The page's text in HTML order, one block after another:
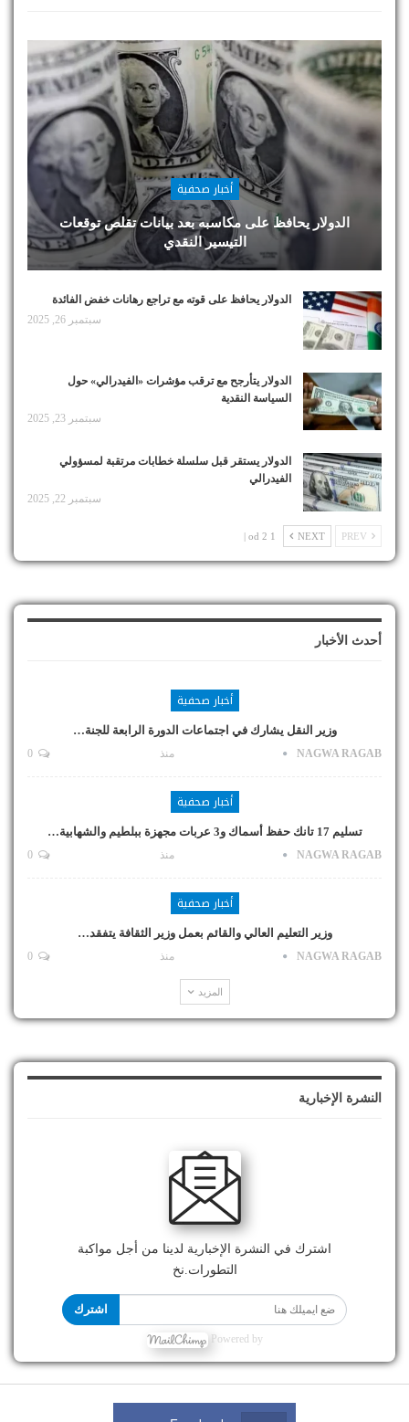
أخبار صحفية
الدولار يحافظ على مكاسبه بعد بيانات تقلص توقعات
التيسير النقدي
الدولار يحافظ على قوته مع تراجع رهانات خفض الفائدة
سبتمبر 26, 2025
الدولار يتأرجح مع ترقب مؤشرات «الفيدرالي» حول
السياسة النقدية
سبتمبر 23, 2025
الدولار يستقر قبل سلسلة خطابات مرتقبة لمسؤولي
الفيدرالي
سبتمبر 22, 2025
NEXT
1 od 2 |
أحدث الأخبار
أخبار صحفية
وزير النقل يشارك في اجتماعات الدورة الرابعة للجنة…
NAGWA RAGAB منذ
أخبار صحفية
تسليم 17 تانك حفظ أسماك و3 عربات مجهزة ببلطيم والشهابية…
NAGWA RAGAB منذ
أخبار صحفية
وزير التعليم العالي والقائم بعمل وزير الثقافة يتفقد…
NAGWA RAGAB منذ
المزيد
النشرة الإخبارية
اشترك في النشرة الإخبارية لدينا من أجل مواكبة
التطورات.نخ
اشترك
Powered by